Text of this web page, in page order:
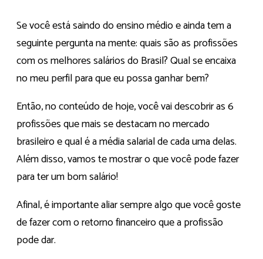
Se você está saindo do ensino médio e ainda tem a
seguinte pergunta na mente: quais são as profissões
com os melhores salários do Brasil? Qual se encaixa
no meu perfil para que eu possa ganhar bem?
Então, no conteúdo de hoje, você vai descobrir as 6
profissões que mais se destacam no mercado
brasileiro e qual é a média salarial de cada uma delas.
Além disso, vamos te mostrar o que você pode fazer
para ter um bom salário!
Afinal, é importante aliar sempre algo que você goste
de fazer com o retorno financeiro que a profissão
pode dar.